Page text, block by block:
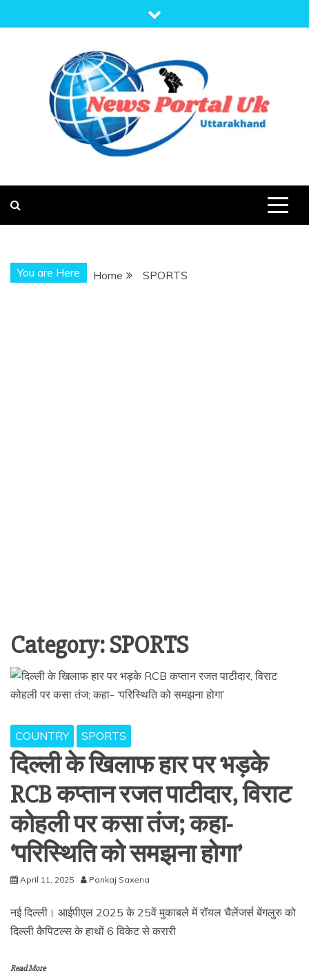
to
NEWS PORTAL
UK
You are Here Home SPORTS
Category:SPORTS
COUNTRY SPORTS
दिल्ली के खिलाफ हार पर भड़के
RCB कप्तान रजत पाटीदार, विराट
कोहली पर कसा तंज; कहा-
‘परिस्थिति को समझना होगा’
April 11, 2025 Pankaj Saxena
नई दिल्ली। आईपीएल 2025 के 25वें मुकाबले में रॉयल चैलेंजर्स बेंगलुरु को
दिल्ली कैपिटल्स के हाथों 6 विकेट से करारी
Read More